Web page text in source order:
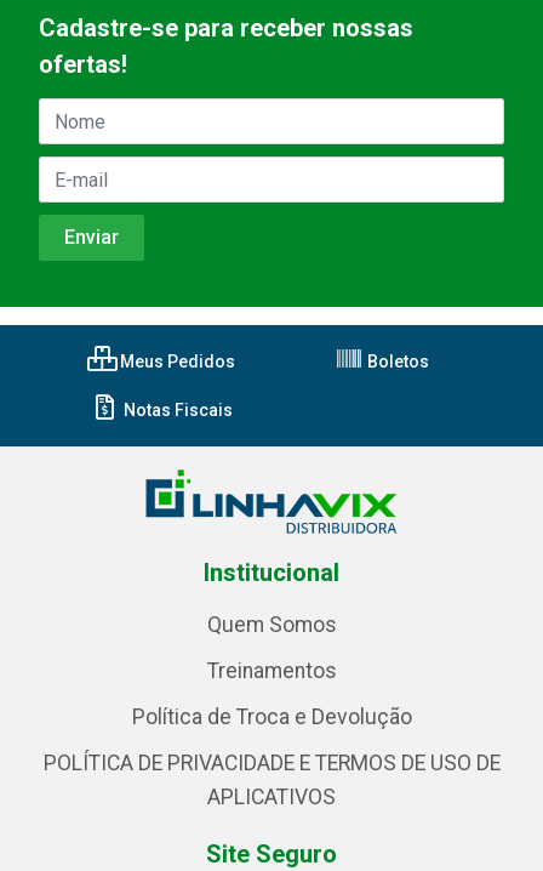
Cadastre-se para receber nossas
ofertas!
Meus Pedidos Boletos
Notas Fiscais
Institucional
Quem Somos
Treinamentos
Política de Troca e Devolução
POLÍTICA DE PRIVACIDADE E TERMOS DE USO DE
APLICATIVOS
Site Seguro